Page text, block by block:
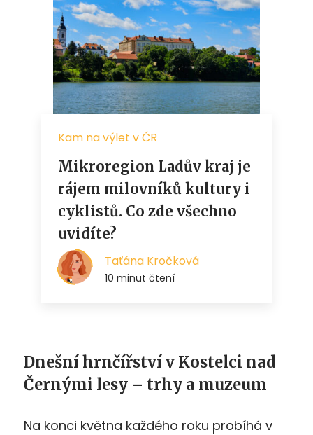
Dnešní hrnčířství v Kostelci nad
Černými lesy – trhy a muzeum
Na konci května každého roku probíhá v